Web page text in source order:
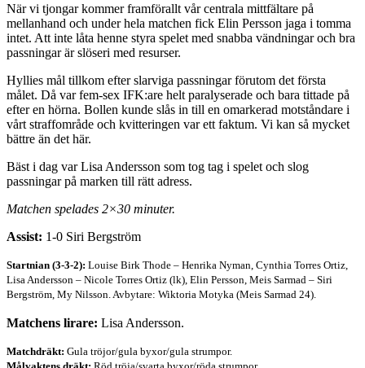
När vi tjongar kommer framförallt vår centrala mittfältare på
mellanhand och under hela matchen fick Elin Persson jaga i tomma
intet. Att inte låta henne styra spelet med snabba vändningar och bra
passningar är slöseri med resurser.
Hyllies mål tillkom efter slarviga passningar förutom det första
målet. Då var fem-sex IFK:are helt paralyserade och bara tittade på
efter en hörna. Bollen kunde slås in till en omarkerad motståndare i
vårt straffområde och kvitteringen var ett faktum. Vi kan så mycket
bättre än det här.
Bäst i dag var Lisa Andersson som tog tag i spelet och slog
passningar på marken till rätt adress.
Matchen spelades 2×30 minuter.
Assist: 1-0 Siri Bergström
Startnian (3-3-2): Louise Birk Thode – Henrika Nyman, Cynthia Torres Ortiz,
Lisa Andersson – Nicole Torres Ortiz (lk), Elin Persson, Meis Sarmad – Siri
Bergström, My Nilsson. Avbytare: Wiktoria Motyka (Meis Sarmad 24).
Matchens lirare: Lisa Andersson.
Matchdräkt: Gula tröjor/gula byxor/gula strumpor.